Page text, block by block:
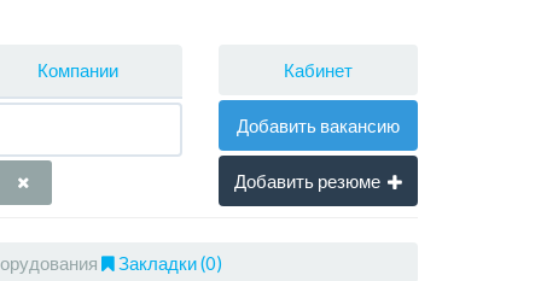
Компании Кабинет
Добавить вакансию
Добавить резюме
Закладки (0)